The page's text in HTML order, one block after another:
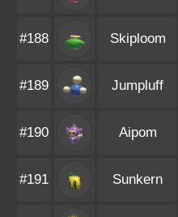
#188 Skiploom
#189 Jumpluff
#190 Aipom
#191 Sunkern